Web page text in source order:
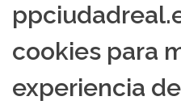
cookies para
experiencia